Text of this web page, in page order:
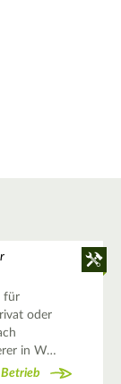
für
oder
in W…